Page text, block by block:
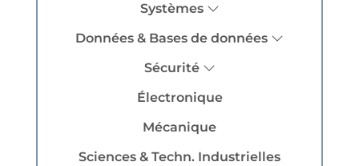
Systèmes
Données & Bases de données
Sécurité
Électronique
Mécanique
Sciences & Techn. Industrielles